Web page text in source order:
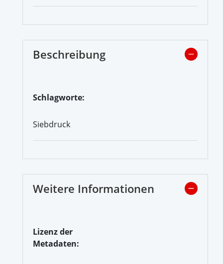
Beschreibung
Schlagworte:
Siebdruck
Weitere Informationen
Lizenz der
Metadaten: